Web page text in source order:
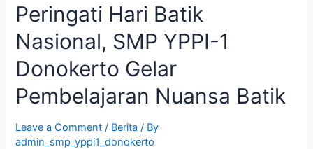
Peringati Hari Batik
Nasional, SMP YPPI-1
Donokerto Gelar
Pembelajaran Nuansa Batik
Leave a Comment / Berita / By
admin_smp_yppi1_donokerto